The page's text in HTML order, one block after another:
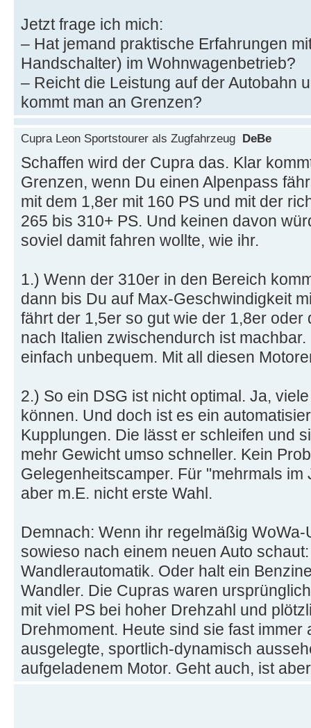
Jetzt frage ich mich:
– Hat jemand praktische Erfahrungen
Handschalter) im Wohnwagenbetrieb?
– Reicht die Leistung auf der Autobahn
kommt man an Grenzen?
Cupra Leon Sportstourer als Zugfahrzeug DeBe
Schaffen wird der Cupra das. Klar
Grenzen, wenn Du einen Alpenpass
mit dem 1,8er mit 160 PS und mit der
265 bis 310+ PS. Und keinen davon
soviel damit fahren wollte, wie ihr.
1.) Wenn der 310er in den Bereich
dann bis Du auf Max-Geschwindigkeit
fährt der 1,5er so gut wie der 1,8er oder
nach Italien zwischendurch ist
einfach unbequem. Mit all diesen
2.) So ein DSG ist nicht optimal. Ja,
können. Und doch ist es ein
Kupplungen. Die lässt er schleifen und
mehr Gewicht umso schneller. Kein
Gelegenheitscamper. Für "mehrmals
aber m.E. nicht erste Wahl.
Demnach: Wenn ihr regelmäßig
sowieso nach einem neuen Auto
Wandlerautomatik. Oder halt ein
Wandler. Die Cupras waren
mit viel PS bei hoher Drehzahl und
Drehmoment. Heute sind sie fast immer
ausgelegte, sportlich-dynamisch
aufgeladenem Motor. Geht auch, ist